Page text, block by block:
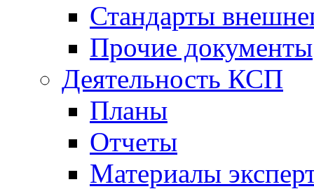
Стандарты
Прочие документы
Деятельность КСП
Планы
Отчеты
Материалы